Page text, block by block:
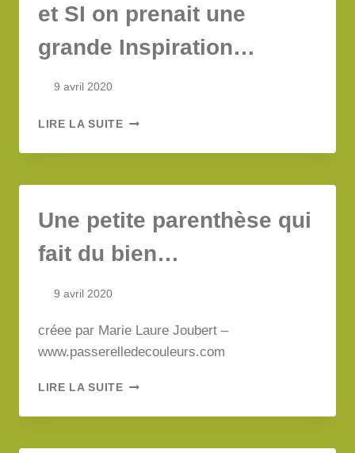
LIGNE
et SI on prenait une
grande Inspiration…
9 avril 2020
LIRE LA SUITEET
ON
UNE
INSPIRATION…
Une petite parenthèse qui
fait du bien…
9 avril 2020
créee par Marie Laure Joubert –
www.passerelledecouleurs.com
LIRE LA SUITEUNE
PARENTHÈSE
FAIT